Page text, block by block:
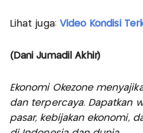
Lihat juga: Video Kondisi
(Dani Jumadil Akhir)
Ekonomi Okezone
dan terpercaya. Dapatkan
pasar, kebijakan ekonomi,